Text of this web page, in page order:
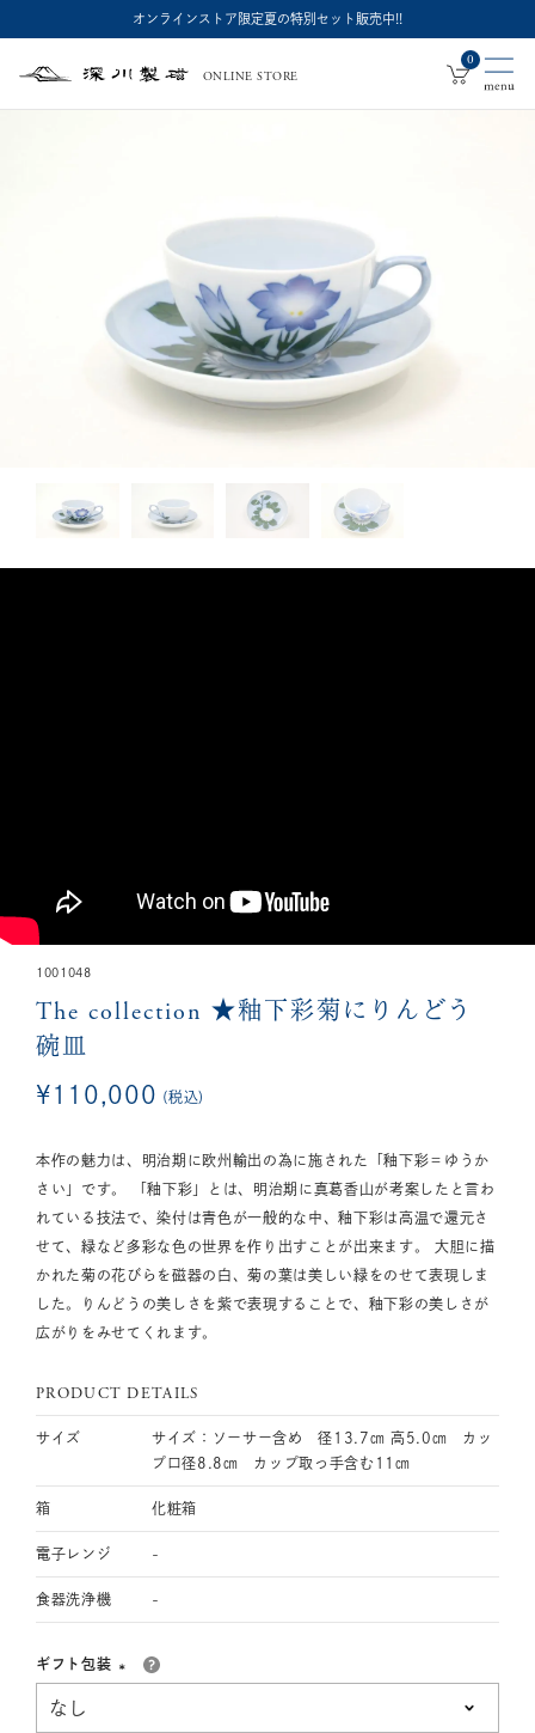
オンラインストア限定夏の特別セット販売中!!
深
製
ONLINE STORE
0
1001048
The collection ★釉下彩菊にりんどう
碗皿
¥ 110,000 税込
本作の魅力は、明治期に欧州輸出の為に施された「釉下彩＝ゆうか
さい」です。 「釉下彩」とは、明治期に真葛香山が考案したと言わ
れている技法で、染付は青色が一般的な中、釉下彩は高温で還元さ
せて、緑など多彩な色の世界を作り出すことが出来ます。 大胆に描
かれた菊の花びらを磁器の白、菊の葉は美しい緑をのせて表現しま
した。りんどうの美しさを紫で表現することで、釉下彩の美しさが
広がりをみせてくれます。
PRODUCT DETAILS
サイズ
サイズ：ソーサー含め 径13.7㎝ 高5.0㎝ カッ
プ口径8.8㎝ カップ取っ手含む11㎝
箱 化粧箱
電子レンジ -
食器洗浄機 -
ギフト包装